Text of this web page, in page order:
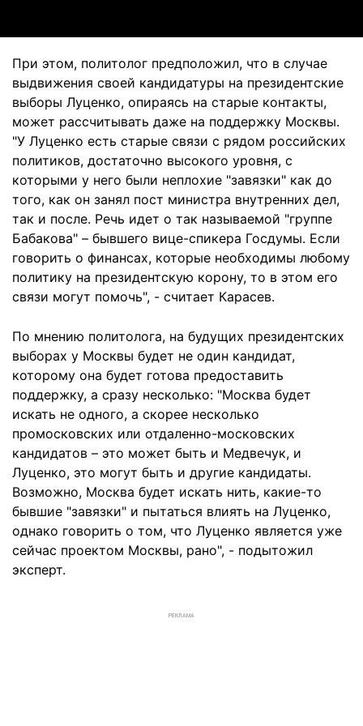
При этом, политолог предположил, что в случае
выдвижения своей кандидатуры на президентские
выборы Луценко, опираясь на старые контакты,
может рассчитывать даже на поддержку Москвы.
"У Луценко есть старые связи с рядом российских
политиков, достаточно высокого уровня, с
которыми у него были неплохие "завязки" как до
того, как он занял пост министра внутренних дел,
так и после. Речь идет о так называемой "группе
Бабакова" – бывшего вице-спикера Госдумы. Если
говорить о финансах, которые необходимы любому
политику на президентскую корону, то в этом его
связи могут помочь", - считает Карасев.
По мнению политолога, на будущих президентских
выборах у Москвы будет не один кандидат,
которому она будет готова предоставить
поддержку, а сразу несколько: "Москва будет
искать не одного, а скорее несколько
промосковских или отдаленно-московских
кандидатов – это может быть и Медвечук, и
Луценко, это могут быть и другие кандидаты.
Возможно, Москва будет искать нить, какие-то
бывшие "завязки" и пытаться влиять на Луценко,
однако говорить о том, что Луценко является уже
сейчас проектом Москвы, рано", - подытожил
эксперт.
РЕКЛАМА